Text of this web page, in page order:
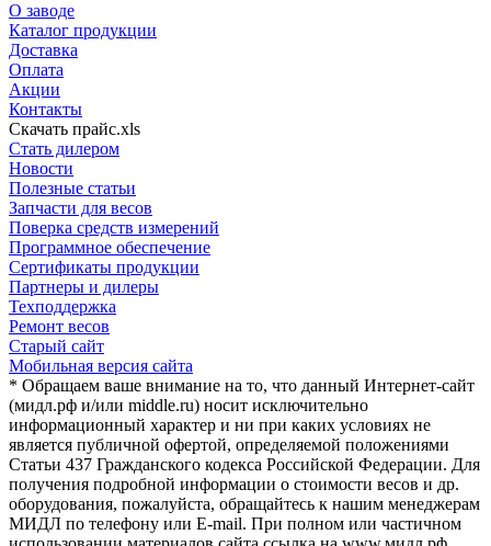
О заводе
Каталог продукции
Доставка
Оплата
Акции
Контакты
Скачать прайс.xls
Стать дилером
Новости
Полезные статьи
Запчасти для весов
Поверка средств измерений
Программное обеспечение
Сертификаты продукции
Партнеры и дилеры
Техподдержка
Ремонт весов
Старый сайт
Мобильная версия сайта
* Обращаем ваше внимание на то, что данный Интернет-сайт
(мидл.рф и/или middle.ru) носит исключительно
информационный характер и ни при каких условиях не
является публичной офертой, определяемой положениями
Статьи 437 Гражданского кодекса Российской Федерации. Для
получения подробной информации о стоимости весов и др.
оборудования, пожалуйста, обращайтесь к нашим менеджерам
МИДЛ по телефону или E-mail. При полном или частичном